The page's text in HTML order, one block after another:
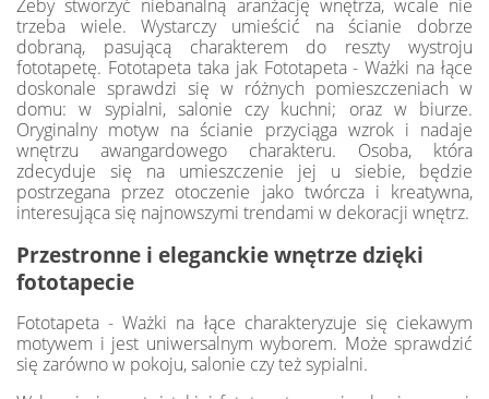
Żeby stworzyć niebanalną aranżację wnętrza, wcale nie
trzeba wiele. Wystarczy umieścić na ścianie dobrze
dobraną, pasującą charakterem do reszty wystroju
fototapetę. Fototapeta taka jak Fototapeta - Ważki na łące
doskonale sprawdzi się w różnych pomieszczeniach w
domu: w sypialni, salonie czy kuchni; oraz w biurze.
Oryginalny motyw na ścianie przyciąga wzrok i nadaje
wnętrzu awangardowego charakteru. Osoba, która
zdecyduje się na umieszczenie jej u siebie, będzie
postrzegana przez otoczenie jako twórcza i kreatywna,
interesująca się najnowszymi trendami w dekoracji wnętrz.
Przestronne i eleganckie wnętrze dzięki
fototapecie
Fototapeta - Ważki na łące charakteryzuje się ciekawym
motywem i jest uniwersalnym wyborem. Może sprawdzić
się zarówno w pokoju, salonie czy też sypialni.